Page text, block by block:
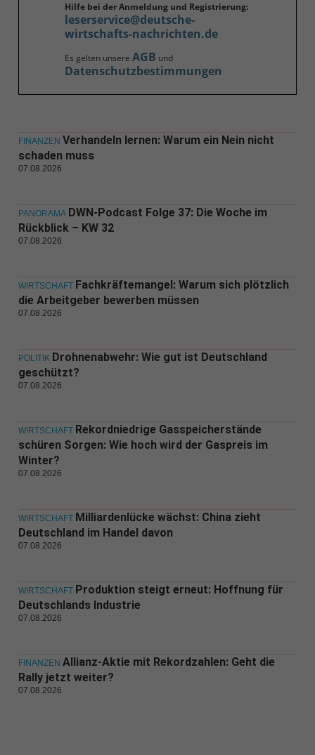
Hilfe bei der Anmeldung und Registrierung:
leserservice@deutsche-
wirtschafts-nachrichten.de
Es gelten unsere AGB und
Datenschutzbestimmungen
FINANZEN Verhandeln lernen: Warum ein Nein nicht
schaden muss
07.08.2026
PANORAMA DWN-Podcast Folge 37: Die Woche im
Rückblick – KW 32
07.08.2026
WIRTSCHAFT Fachkräftemangel: Warum sich plötzlich
die Arbeitgeber bewerben müssen
07.08.2026
POLITIK Drohnenabwehr: Wie gut ist Deutschland
geschützt?
07.08.2026
WIRTSCHAFT Rekordniedrige Gasspeicherstände
schüren Sorgen: Wie hoch wird der Gaspreis im
Winter?
07.08.2026
WIRTSCHAFT Milliardenlücke wächst: China zieht
Deutschland im Handel davon
07.08.2026
WIRTSCHAFT Produktion steigt erneut: Hoffnung für
Deutschlands Industrie
07.08.2026
FINANZEN Allianz-Aktie mit Rekordzahlen: Geht die
Rally jetzt weiter?
07.08.2026